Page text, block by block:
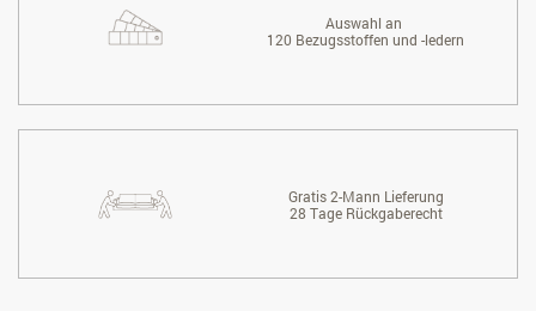
Auswahl an
120 Bezugsstoffen und -ledern
Gratis 2-Mann Lieferung
28 Tage Rückgaberecht